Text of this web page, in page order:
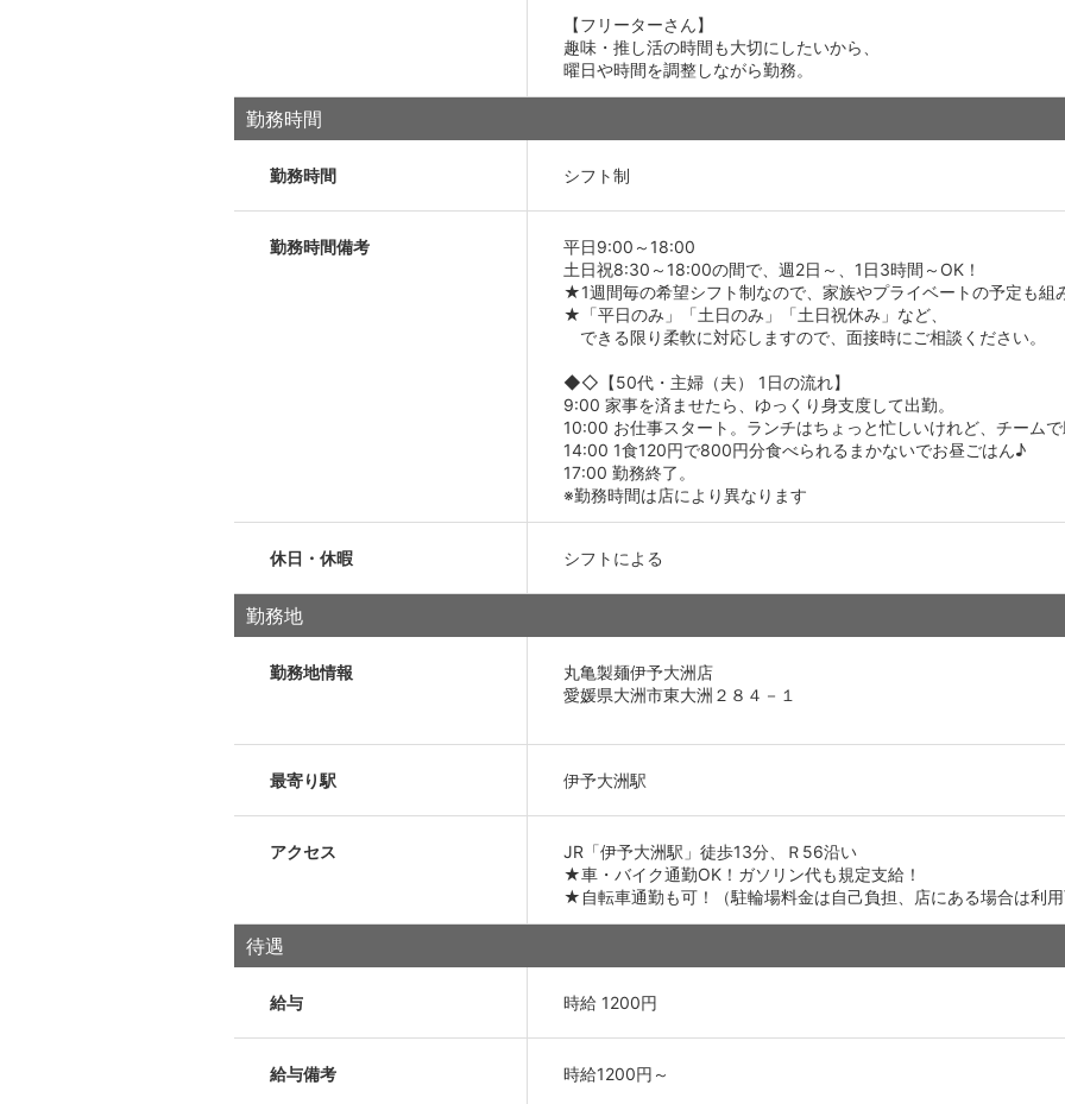
【フリーターさん】
趣味・推し活の時間も大切にしたいから、
曜日や時間を調整しながら勤務。
勤務時間
勤務時間 シフト制
勤務時間備考
平日9:00～18:00
土日祝8:30～18:00の間で、週2日～、1日3時間～OK！
★1週間毎の希望シフト制なので、家族やプライベートの予定も組
★「平日のみ」「土日のみ」「土日祝休み」など、
できる限り柔軟に対応しますので、面接時にご相談ください。
◆◇【50代・主婦（夫） 1日の流れ】
9:00 家事を済ませたら、ゆっくり身支度して出勤。
10:00 お仕事スタート。ランチはちょっと忙しいけれど、チーム
14:00 1食120円で800円分食べられるまかないでお昼ごはん♪
17:00 勤務終了。
※勤務時間は店により異なります
休日・休暇 シフトによる
勤務地
勤務地情報
丸亀製麺伊予大洲店
愛媛県大洲市東大洲２８４－１
最寄り駅 伊予大洲駅
アクセス
JR「伊予大洲駅」徒歩13分、Ｒ56沿い
★車・バイク通勤OK！ガソリン代も規定支給！
★自転車通勤も可！（駐輪場料金は自己負担、店にある場合は利
待遇
給与 時給 1200円
給与備考 時給1200円～